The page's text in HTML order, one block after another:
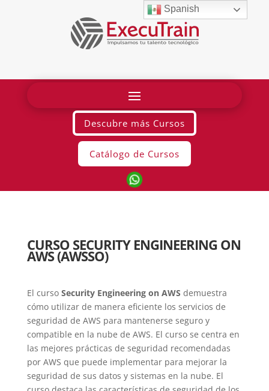
Descubre más Cursos
Catálogo de Cursos
CURSO SECURITY ENGINEERING ON
AWS (AWSSO)
El curso Security Engineering on AWS demuestra
cómo utilizar de manera eficiente los servicios de
seguridad de AWS para mantenerse seguro y
compatible en la nube de AWS. El curso se centra en
las mejores prácticas de seguridad recomendadas
por AWS que puede implementar para mejorar la
seguridad de sus datos y sistemas en la nube. El
Spanish